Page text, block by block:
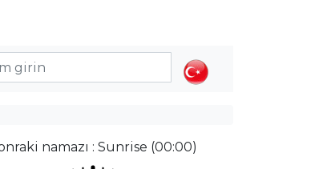
namazı : Sunrise (00:00)